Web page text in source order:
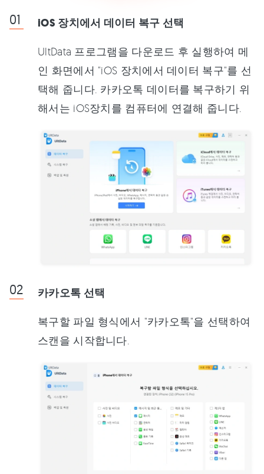
iOS 장치에서 데이터 복구 선택
UltData 프로그램을 다운로드 후 실행하여 메
인 화면에서 "iOS 장치에서 데이터 복구"를 선
택해 줍니다. 카카오톡 데이터를 복구하기 위
해서는 iOS장치를 컴퓨터에 연결해 줍니다.
카카오톡 선택
복구할 파일 형식에서 "카카오톡"을 선택하여
스캔을 시작합니다.